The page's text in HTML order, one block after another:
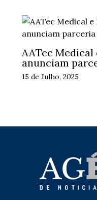
AATec
anunciam
15 de Julho, 2025